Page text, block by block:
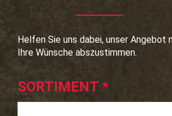
Helfen Sie uns dabei, unser Angebot
Ihre Wünsche abszustimmen.
SORTIMENT *